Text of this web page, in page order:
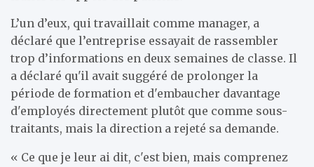
L’un d’eux, qui travaillait comme manager, a
déclaré que l’entreprise essayait de rassembler
trop d’informations en deux semaines de classe. Il
a déclaré qu'il avait suggéré de prolonger la
période de formation et d'embaucher davantage
d'employés directement plutôt que comme sous-
traitants, mais la direction a rejeté sa demande.
« Ce que je leur ai dit, c'est bien, mais comprenez